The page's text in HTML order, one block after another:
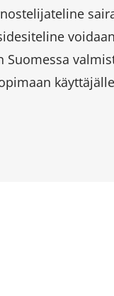
Suomessa